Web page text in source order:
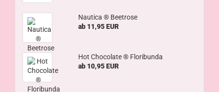
Nautica ® Beetrose
ab 11,95 EUR
Hot Chocolate ® Floribunda
ab 10,95 EUR